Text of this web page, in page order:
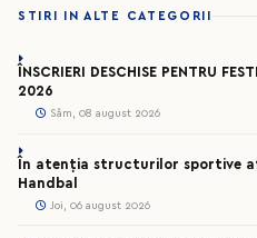
STIRI IN ALTE CATEGORII
ÎNSCRIERI DESCHISE PENTRU
2026
Sâm, 08 august 2026
În atenția structurilor sportive
Handbal
Joi, 06 august 2026